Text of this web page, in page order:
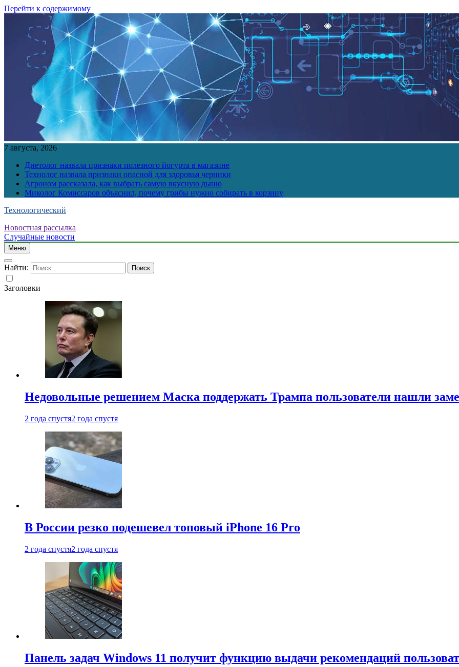
Перейти к содержимому
7 августа, 2026
Диетолог назвала признаки полезного йогурта в магазине
Технолог назвала признаки опасной для здоровья черники
Агроном рассказала, как выбрать самую вкусную дыню
Миколог Комиссаров объяснил, почему грибы нужно собирать в корзину
Технологический
Новостная рассылка
Случайные новости
Меню
Найти:
Заголовки
Недовольные решением Маска поддержать Трампа пользователи нашли
2 года спустя2 года спустя
В России резко подешевел топовый iPhone 16 Pro
2 года спустя2 года спустя
Панель задач Windows 11 получит функцию выдачи рекомендаций